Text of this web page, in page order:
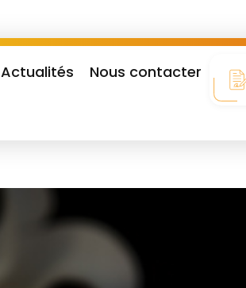
Actualités Nous contacter